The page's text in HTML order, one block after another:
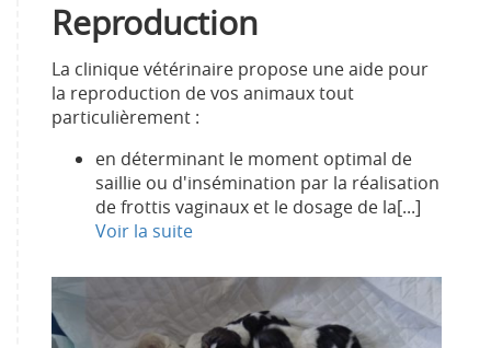
Reproduction
La clinique vétérinaire propose une aide pour
la reproduction de vos animaux tout
particulièrement :
en déterminant le moment optimal de
saillie ou d'insémination par la réalisation
de frottis vaginaux et le dosage de la[...]
Voir la suite